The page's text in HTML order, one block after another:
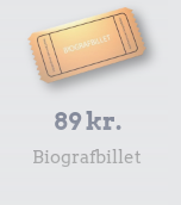
89 kr.
Biografbillet